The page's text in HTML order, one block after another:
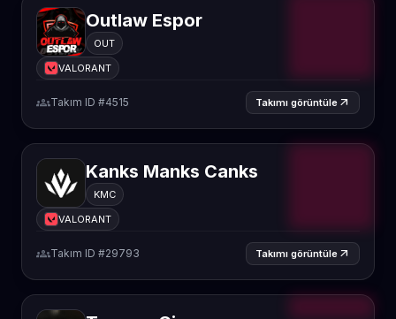
Outlaw Espor
OUT
VALORANT
groupsTakım ID #4515 Takımı görüntüle arrow_outward
Kanks Manks Canks
KMC
VALORANT
groupsTakım ID #29793 Takımı görüntüle arrow_outward